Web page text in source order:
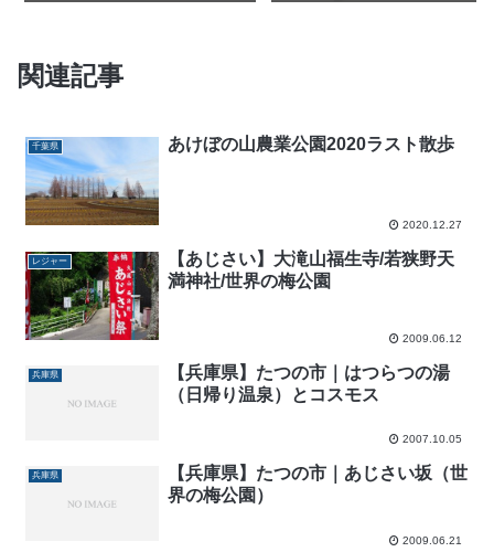
関連記事
千葉県 あけぼの山農業公園2020ラスト散歩
2020.12.27
レジャー
【あじさい】大滝山福生寺/若狭野天
満神社/世界の梅公園
2009.06.12
兵庫県
【兵庫県】たつの市｜はつらつの湯
（日帰り温泉）とコスモス
2007.10.05
兵庫県
【兵庫県】たつの市｜あじさい坂（世
界の梅公園）
2009.06.21